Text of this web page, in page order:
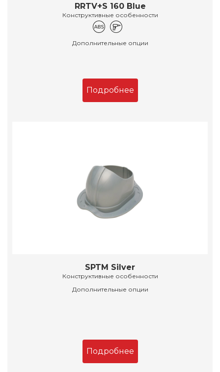
RRTV+S 160 Blue
Конструктивные особенности
Дополнительные опции
Подробнее
SPTM Silver
Конструктивные особенности
Дополнительные опции
Подробнее